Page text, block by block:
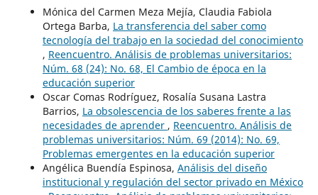
Mónica del Carmen Meza Mejía, Claudia Fabiola
Ortega Barba, La transferencia del saber como
tecnología del trabajo en la sociedad del conocimiento
, Reencuentro. Análisis de problemas universitarios:
Núm. 68 (24): No. 68, El Cambio de época en la
educación superior
Oscar Comas Rodríguez, Rosalía Susana Lastra
Barrios, La obsolescencia de los saberes frente a las
necesidades de aprender , Reencuentro. Análisis de
problemas universitarios: Núm. 69 (2014): No. 69,
Problemas emergentes en la educación superior
Angélica Buendía Espinosa, Análisis del diseño
institucional y regulación del sector privado en México